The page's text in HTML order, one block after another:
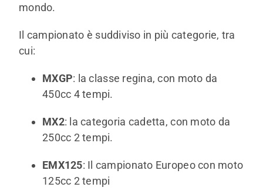
mondo.
Il campionato è suddiviso in più categorie, tra
cui:
MXGP: la classe regina, con moto da
450cc 4 tempi.
MX2: la categoria cadetta, con moto da
250cc 2 tempi.
EMX125: Il campionato Europeo con moto
125cc 2 tempi